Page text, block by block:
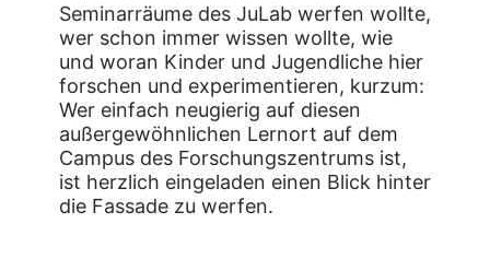
Seminarräume des JuLab werfen wollte,
wer schon immer wissen wollte, wie
und woran Kinder und Jugendliche hier
forschen und experimentieren, kurzum:
Wer einfach neugierig auf diesen
außergewöhnlichen Lernort auf dem
Campus des Forschungszentrums ist,
ist herzlich eingeladen einen Blick hinter
die Fassade zu werfen.